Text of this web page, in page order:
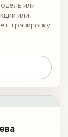
или
или
гравировку